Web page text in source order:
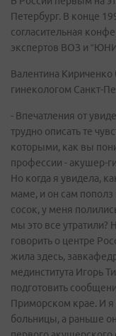
Петербург. В конце
согласительная
экспертов ВОЗ и
Валентина
гинекологом Санкт-
- Впечатления от
трудно описать те
которыми, как вы
профессии - акушер-
Но когда я увидела,
маме, и он сам пополз
сосок, у меня
мы это все
говорить о центре
жила здесь,
мединститута Игорь
подготовить
Приморском крае. И
больницы, а раньше